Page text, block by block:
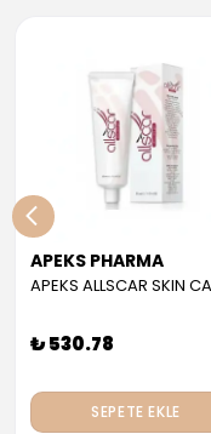
APEKS PHARMA
₺ 530.78
SEPETE EKLE